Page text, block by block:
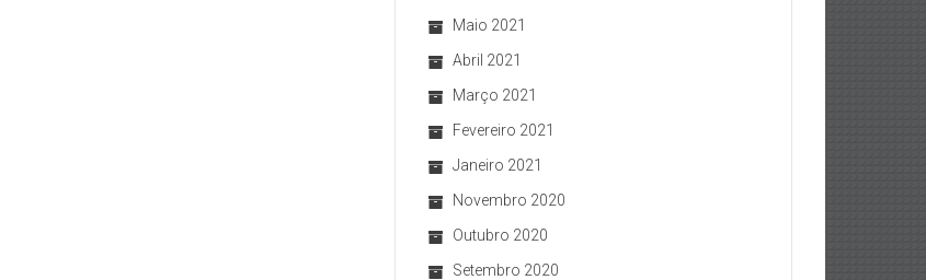
Maio 2021
Abril 2021
Março 2021
Fevereiro 2021
Janeiro 2021
Novembro 2020
Outubro 2020
Setembro 2020